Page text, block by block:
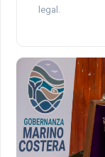
legal.